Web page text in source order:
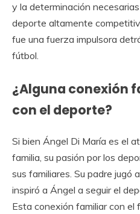
y la determinación
deporte altamente
fue una fuerza impulsora
fútbol.
¿Alguna conexión
con el deporte?
Si bien Ángel Di María es el
familia, su pasión por los
sus familiares. Su padre jugó
inspiró a Ángel a seguir el
Esta conexión familiar con el